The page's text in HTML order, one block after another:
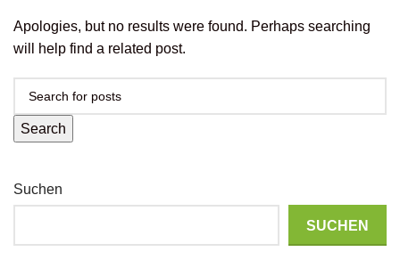
Apologies, but no results were found. Perhaps searching
will help find a related post.
Search
Suchen
SUCHEN